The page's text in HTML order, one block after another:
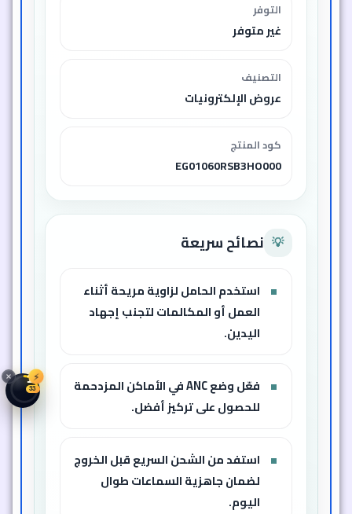
التوفر
غير متوفر
التصنيف
عروض الإلكترونيات
كود المنتج
EG01060RSB3HO000
💡 نصائح سريعة
استخدم الحامل لزاوية مريحة أثناء
العمل أو المكالمات لتجنب إجهاد
اليدين.
فعّل وضع ANC في الأماكن المزدحمة
للحصول على تركيز أفضل.
استفد من الشحن السريع قبل الخروج
لضمان جاهزية السماعات طوال
اليوم.
⚡
13
30